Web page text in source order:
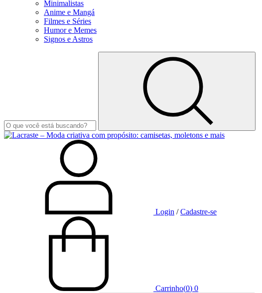
Minimalistas
Anime e Mangá
Filmes e Séries
Humor e Memes
Signos e Astros
Login /Cadastre-se
Carrinho(0) 0